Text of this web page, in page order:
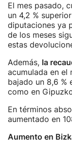
El mes pasado,
un 4,2 %
diputaciones ya
de los meses
estas
Además, la
acumulada en el
bajado un 8,6 %
como en
En términos
aumentado en
Aumento en